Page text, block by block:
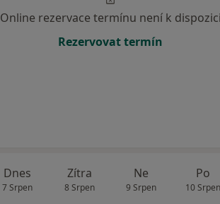
Online rezervace termínu není k dispozici
Rezervovat termín
Dnes
7 Srpen
Zítra
8 Srpen
Ne
9 Srpen
Po
10 Srpen